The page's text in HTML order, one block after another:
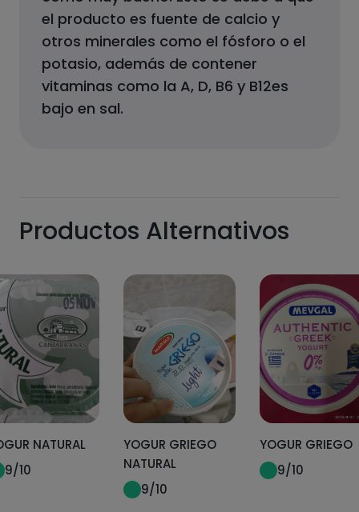
el producto es fuente de calcio y
otros minerales como el fósforo o el
potasio, además de contener
vitaminas como la A, D, B6 y B12es
bajo en sal.
Productos Alternativos
NATURAL
9/10
YOGUR GRIEGO
NATURAL
9/10
YOGUR GRIEGO
9/10